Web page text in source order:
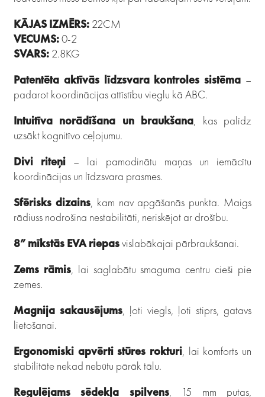
KĀJAS IZMĒRS: 22CM
VECUMS:0-2
SVARS: 2.8KG
Patentēta aktīvās līdzsvara kontroles sistēma –
padarot koordinācijas attīstību vieglu kā ABC.
Intuitīva norādīšana un braukšana, kas palīdz
uzsākt kognitīvo ceļojumu.
Divi riteņi – lai pamodinātu maņas un iemācītu
koordinācijas un līdzsvara prasmes.
Sfērisks dizains, kam nav apgāšanās punkta. Maigs
rādiuss nodrošina nestabilitāti, neriskējot ar drošību.
8” mīkstās EVA riepasvislabākajai pārbraukšanai.
Zems rāmis, lai saglabātu smaguma centru cieši pie
zemes.
Magnija sakausējums, ļoti viegls, ļoti stiprs, gatavs
lietošanai.
Ergonomiski apvērti stūres rokturi, lai komforts un
stabilitāte nekad nebūtu pārāk tālu.
Regulējams sēdekļa spilvens, 15 mm putas,